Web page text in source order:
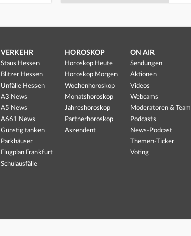
VERKEHR
Staus Hessen
Blitzer Hessen
Unfälle Hessen
A3 News
A5 News
A661 News
Günstig tanken
Parkhäuser
Flugplan Frankfurt
Schulausfälle
HOROSKOP
Horoskop Heute
Horoskop Morgen
Wochenhoroskop
Monatshoroskop
Jahreshoroskop
Partnerhoroskop
Aszendent
ON AIR
Sendungen
Aktionen
Videos
Webcams
Moderatoren & Team
Podcasts
News-Podcast
Themen-Ticker
Voting